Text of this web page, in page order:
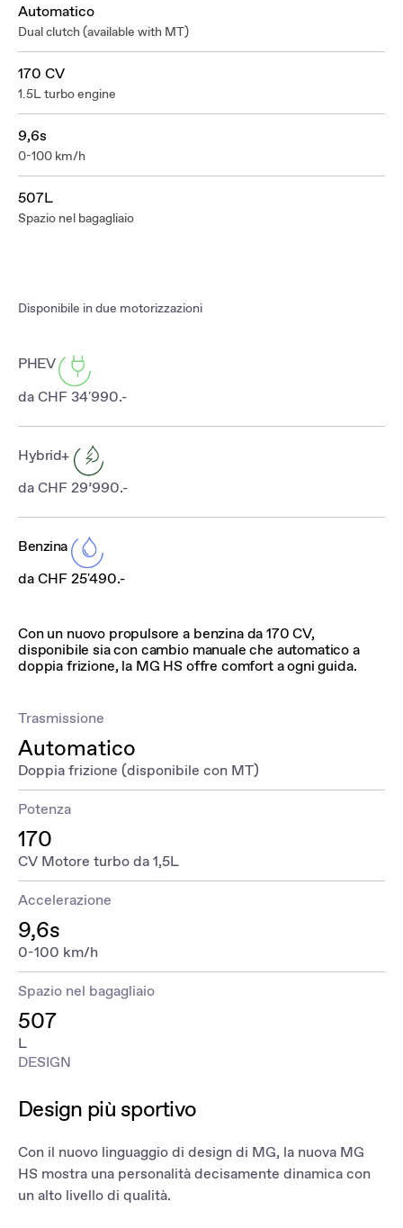
Automatico
Dual clutch (available with MT)
170 CV
1.5L turbo engine
9,6s
0-100 km/h
507L
Spazio nel bagagliaio
Disponibile in due motorizzazioni
PHEV
da CHF 34'990.-
Hybrid+
da CHF 29’990.-
Benzina
da CHF 25'490.-
Con un nuovo propulsore a benzina da 170 CV,
disponibile sia con cambio manuale che automatico a
doppia frizione, la MG HS offre comfort a ogni guida.
Trasmissione
Automatico
Doppia frizione (disponibile con MT)
Potenza
170
CV Motore turbo da 1,5L
Accelerazione
9,6s
0-100 km/h
Spazio nel bagagliaio
507
L
DESIGN
Design più sportivo
Con il nuovo linguaggio di design di MG, la nuova MG
HS mostra una personalità decisamente dinamica con
un alto livello di qualità.